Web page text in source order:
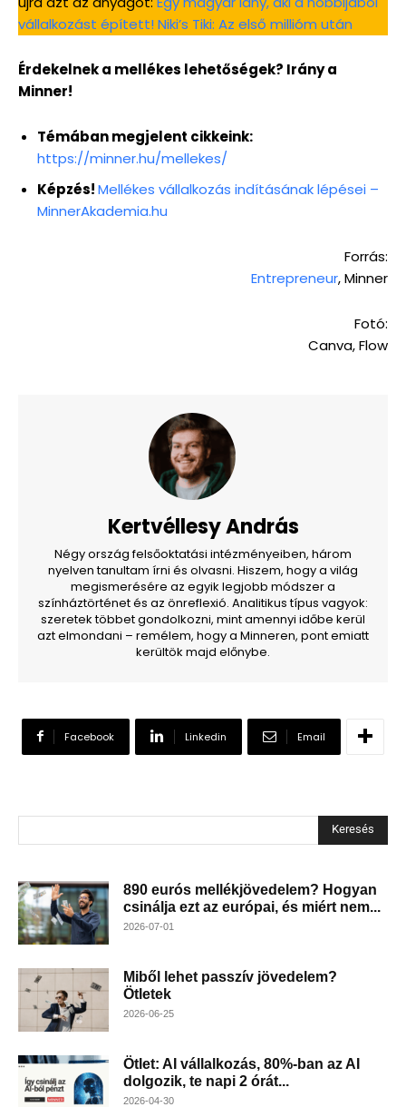
vállalkozást épített! Niki’s Tiki: Az első millióm után
Érdekelnek a mellékes lehetőségek? Irány a
Minner!
Témában megjelent cikkeink:
https://minner.hu/mellekes/
Képzés!Mellékes vállalkozás indításának lépései –
MinnerAkademia.hu
Forrás:
Entrepreneur, Minner
Fotó:
Canva, Flow
Kertvéllesy András
Négy ország felsőoktatási intézményeiben, három
nyelven tanultam írni és olvasni. Hiszem, hogy a világ
megismerésére az egyik legjobb módszer a
színháztörténet és az önreflexió. Analitikus típus vagyok:
szeretek többet gondolkozni, mint amennyi időbe kerül
azt elmondani – remélem, hogy a Minneren, pont emiatt
kerültök majd előnybe.
Facebook Linkedin Email
Keresés
890 eurós mellékjövedelem? Hogyan
csinálja ezt az európai, és miért nem...
2026-07-01
Miből lehet passzív jövedelem?
Ötletek
2026-06-25
Ötlet: AI vállalkozás, 80%-ban az AI
dolgozik, te napi 2 órát...
2026-04-30